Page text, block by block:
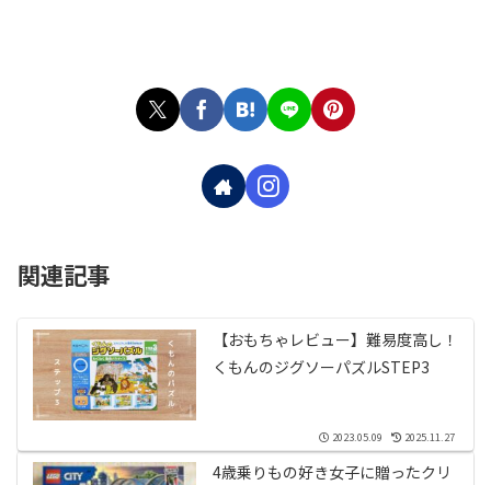
関連記事
【おもちゃレビュー】難易度高し！
くもんのジグソーパズルSTEP3
2023.05.09 2025.11.27
4歳乗りもの好き女子に贈ったクリ